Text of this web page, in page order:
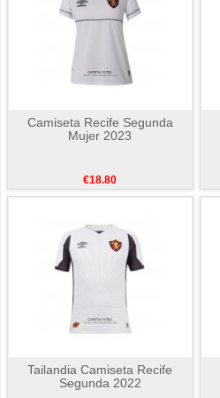
Camiseta Recife Segunda
Mujer 2023
€18.80
Tailandia Camiseta Recife
Segunda 2022